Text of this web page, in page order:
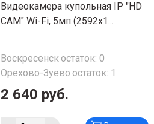
Видеокамера купольная IP "HD
CAM" Wi-Fi, 5мп (2592x1...
Воскресенскостаток: 0
Орехово-Зуево остаток: 1
2 640 руб.